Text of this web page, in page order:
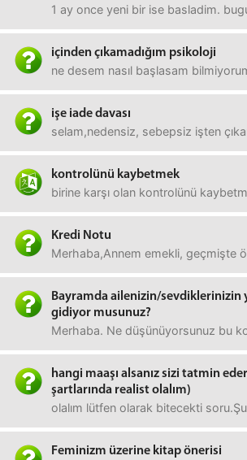
1 ay once yeni bir ise basladim.
içinden çıkamadığım psikoloji
ne desem nasıl başlasam
işe iade davası
selam,nedensiz, sebepsiz işten
kontrolünü kaybetmek
birine karşı olan kontrolünü
Kredi Notu
Merhaba,Annem emekli, geçmişte
Bayramda ailenizin/sevdiklerinizin
gidiyor musunuz?
Merhaba. Ne düşünüyorsunuz bu
hangi maaşı alsanız sizi tatmin
şartlarında realist olalım)
olalım lütfen olarak bitecekti
Feminizm üzerine kitap önerisi